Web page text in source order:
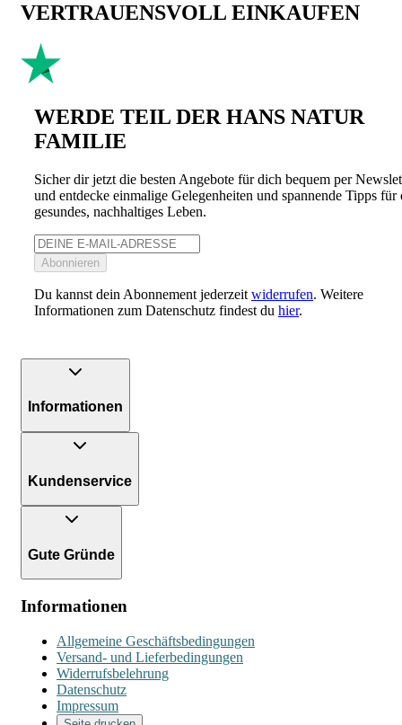
VERTRAUENSVOLL EINKAUFEN
WERDE TEIL DER HANS NATUR
FAMILIE
Sicher dir jetzt die besten Angebote für dich bequem per
und entdecke einmalige Gelegenheiten und spannende Tipps für
gesundes, nachhaltiges Leben.
Abonnieren
Du kannst dein Abonnement jederzeit widerrufen. Weitere
Informationen zum Datenschutz findest du hier.
Informationen
Kundenservice
Gute Gründe
Informationen
Allgemeine Geschäftsbedingungen
Versand- und Lieferbedingungen
Widerrufsbelehrung
Datenschutz
Impressum